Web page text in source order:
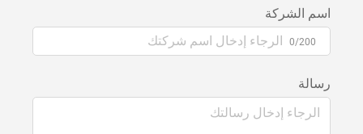
اسم الشركة
0/200
رسالة